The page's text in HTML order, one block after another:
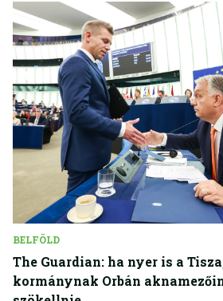
BELFÖLD
The Guardian: ha nyer is a
kormánynak Orbán